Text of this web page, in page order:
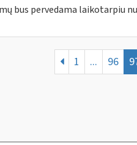
bus pervedama laikotarpiu
1 ... 96